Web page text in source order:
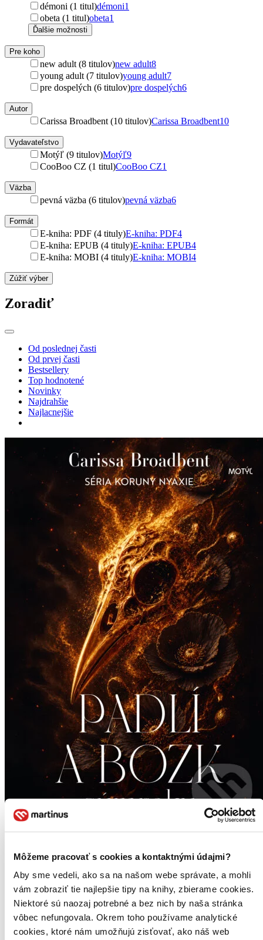
Môžeme pracovať s cookies a kontaktnými údajmi?
Aby sme vedeli, ako sa na našom webe správate, a mohli
vám zobraziť tie najlepšie tipy na knihy, zbierame cookies.
Niektoré sú naozaj potrebné a bez nich by naša stránka
vôbec nefungovala. Okrem toho používame analytické
cookies, ktoré nám umožňujú zisťovať, ako náš web
démoni (1 titul)démoni1
obeta (1 titul)obeta1
Ďalšie možnosti
Pre koho
new adult (8 titulov)new adult8
young adult (7 titulov)young adult7
pre dospelých (6 titulov)pre dospelých6
Autor
Carissa Broadbent (10 titulov)Carissa Broadbent10
Vydavateľstvo
Motýľ (9 titulov)Motýľ9
CooBoo CZ (1 titul)CooBoo CZ1
Väzba
pevná väzba (6 titulov)pevná väzba6
Formát
E-kniha: PDF (4 tituly)E-kniha: PDF4
E-kniha: EPUB (4 tituly)E-kniha: EPUB4
E-kniha: MOBI (4 tituly)E-kniha: MOBI4
Zúžiť výber
Zoradiť
Od poslednej časti
Od prvej časti
Bestsellery
Top hodnotené
Novinky
Najdrahšie
Najlacnejšie
4. diel sérieKoruny Nyaxie
V napínavom vyvrcholení príbehu o Mische a Asarovi, ktorý sa
začal bestsellerom Slávik a srdce z kameňa, musia upírski milenci
zájsť až do najvzdialenejších kútov podsvetia, aby prekabátili smrť...